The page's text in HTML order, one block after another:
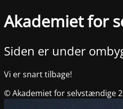
Akademiet for
Siden er under
Vi er snart tilbage!
© Akademiet for selvstændige